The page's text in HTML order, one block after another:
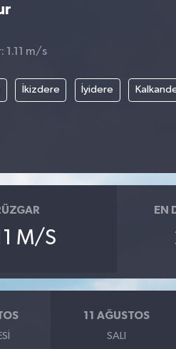
1.11 m/s
İkizdere İyidere
M/S
EN
11 AĞUSTOS
SALI